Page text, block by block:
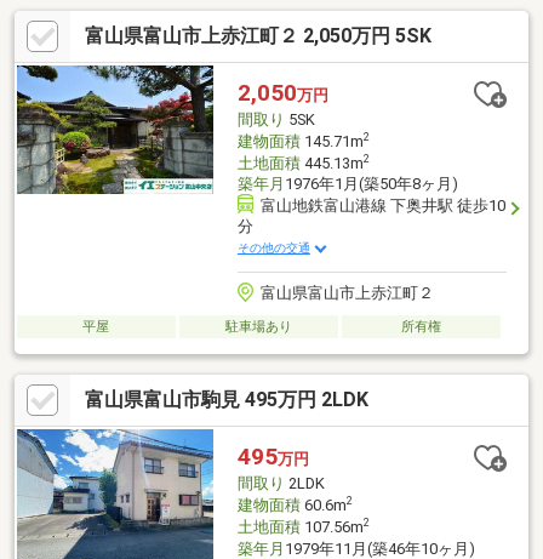
富山県富山市上赤江町２ 2,050万円 5SK
2,050万円
間取り 5SK
建物面積145.71m2
土地面積445.13m2
築年月 1976年1月(築50年8ヶ月)
富山地鉄富山港線 下奥井駅 徒歩10
分
その他の交通
富山県富山市上赤江町２
平屋 駐車場あり 所有権
富山県富山市駒見 495万円 2LDK
495万円
間取り 2LDK
建物面積60.6m2
土地面積107.56m2
築年月 1979年11月(築46年10ヶ月)